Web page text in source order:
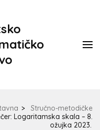
>
Stručno-metodičke
Logaritamska skala – 8.
ožujka 2023.